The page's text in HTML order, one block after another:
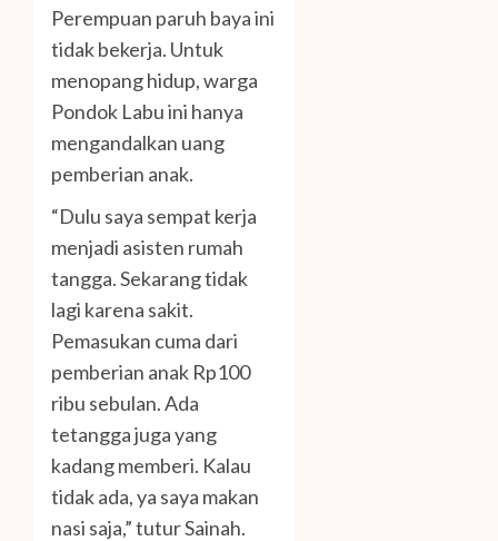
Perempuan paruh baya ini
tidak bekerja. Untuk
menopang hidup, warga
Pondok Labu ini hanya
mengandalkan uang
pemberian anak.
“Dulu saya sempat kerja
menjadi asisten rumah
tangga. Sekarang tidak
lagi karena sakit.
Pemasukan cuma dari
pemberian anak Rp100
ribu sebulan. Ada
tetangga juga yang
kadang memberi. Kalau
tidak ada, ya saya makan
nasi saja,” tutur Sainah.